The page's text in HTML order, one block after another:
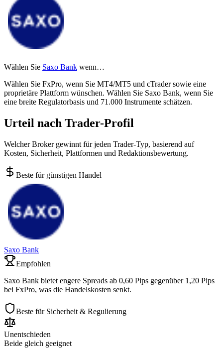
Wählen Sie Saxo Bank wenn…
Wählen Sie FxPro, wenn Sie MT4/MT5 und cTrader sowie eine
proprietäre Plattform wünschen. Wählen Sie Saxo Bank, wenn Sie
eine breite Regulatorbasis und 71.000 Instrumente schätzen.
Urteil nach Trader-Profil
Welcher Broker gewinnt für jeden Trader-Typ, basierend auf
Kosten, Sicherheit, Plattformen und Redaktionsbewertung.
Beste für günstigen Handel
Saxo Bank
Empfohlen
Saxo Bank bietet engere Spreads ab 0,60 Pips gegenüber 1,20 Pips
bei FxPro, was die Handelskosten senkt.
Beste für Sicherheit & Regulierung
Unentschieden
Beide gleich geeignet